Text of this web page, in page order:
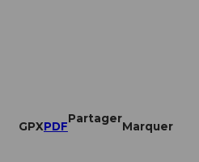
GPXPDF
Partager
Marquer